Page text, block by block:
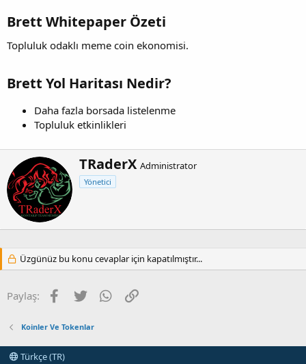
Brett Whitepaper Özeti
Topluluk odaklı meme coin ekonomisi.
Brett Yol Haritası Nedir?
Daha fazla borsada listelenme
Topluluk etkinlikleri
Y
a
z
TRaderX Administrator
Yönetici
Üzgünüz bu konu cevaplar için kapatılmıştır...
Paylaş: Facebook
Twitter WhatsApp
Koinler Ve Tokenlar
Türkçe (TR)